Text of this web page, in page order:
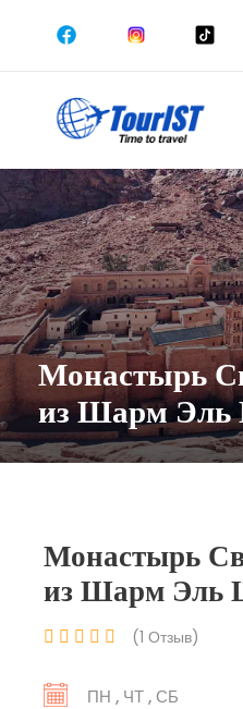
Монастырь
из Шарм Эль
Монастырь
из Шарм Эль
(1 Отзыв)
ПН , ЧТ , СБ